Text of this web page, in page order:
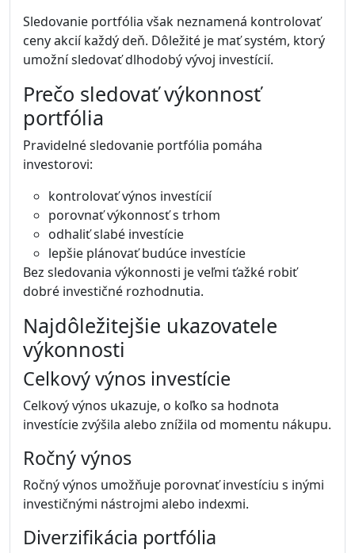
Sledovanie portfólia však neznamená kontrolovať
ceny akcií každý deň. Dôležité je mať systém, ktorý
umožní sledovať dlhodobý vývoj investícií.
Prečo sledovať výkonnosť
portfólia
Pravidelné sledovanie portfólia pomáha
investorovi:
kontrolovať výnos investícií
porovnať výkonnosť s trhom
odhaliť slabé investície
lepšie plánovať budúce investície
Bez sledovania výkonnosti je veľmi ťažké robiť
dobré investičné rozhodnutia.
Najdôležitejšie ukazovatele
výkonnosti
Celkový výnos investície
Celkový výnos ukazuje, o koľko sa hodnota
investície zvýšila alebo znížila od momentu nákupu.
Ročný výnos
Ročný výnos umožňuje porovnať investíciu s inými
investičnými nástrojmi alebo indexmi.
Diverzifikácia portfólia